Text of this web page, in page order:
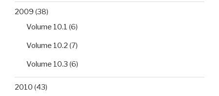
2009 (38)
Volume 10.1 (6)
Volume 10.2 (7)
Volume 10.3 (6)
2010 (43)